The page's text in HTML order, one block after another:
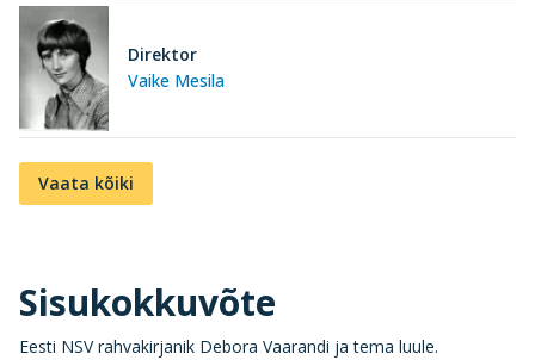
Vaike Mesila
Direktor
Vaata kõiki
Sisukokkuvõte
Eesti NSV rahvakirjanik Debora Vaarandi ja tema luule.